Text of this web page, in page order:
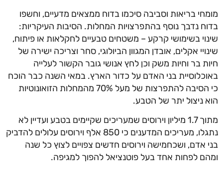
בריאות וסביבה סיכמו בדוח ממצאים מדעיים, וחשפו
נדבך נוסף בהתפרצויות המחלות. הסיבות העיקריות:
בשימושי קרקע – משטחים טבעיים לחקלאות או פיתוח,
אקלים, אובדן המגוון הביולוגי, סחר וצריכה ישירה של
בר וחיות משק וכן לחץ אנושי גובר הקשור לעלייה
בני האדם על כדור הארץ. במאי השנה כבר הוכח
כי הסיבה להתפרצות של מעל 70% מהמחלות הזואונוטיות
ניצול יתר של הטבע.
מתוך 1.7 מיליון וירוסים שמעריכים שקיימים בטבע ועדיין לא
נתגלו, מעריכים המדענים כי 850 אלף וירוסים עלולים להדביק
אדם, ושכחמישה וירוסים חדשים צפויים לצוץ כל שנה
לפחות אחד בעל פוטנציאל להפוך למגיפה.